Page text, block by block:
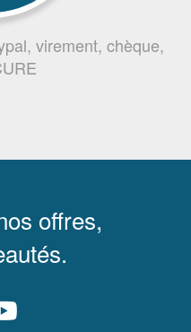
virement, chèque,
offres,